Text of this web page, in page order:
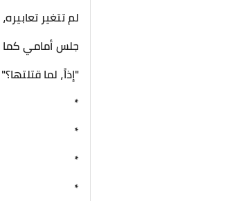
لم تتغير
جلس أمامي كما
"إذاً، لما قتلتها؟"
*
*
*
*